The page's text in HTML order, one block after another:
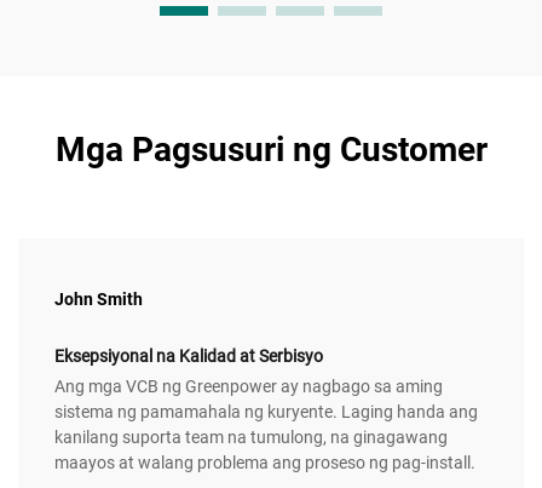
Mga Pagsusuri ng Customer
John Smith
Eksepsiyonal na Kalidad at Serbisyo
Ang mga VCB ng Greenpower ay nagbago sa aming
sistema ng pamamahala ng kuryente. Laging handa ang
kanilang suporta team na tumulong, na ginagawang
maayos at walang problema ang proseso ng pag-install.